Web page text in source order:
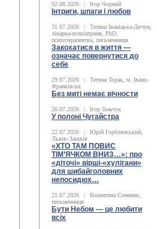
02.08.2026 | Ігор Чорний
Інтриги, шпаги і любов
31.07.2026 |
Тетяна Іваніцька-Дячун,
лікарка-психіатриня, PhD,
психотерапевтка, письменниця
Закохатися в життя —
означає повернутися до
себе
29.07.2026 |
Тетяна Торак, м. Івано-
Франківськ
Без миті немає вічности
26.07.2026 | Ігор Зіньчук
У полоні Чугайстра
22.07.2026 |
Юрій Горблянський,
Львів–Зашків
«ХТО ТАМ ПОВИС
ТІМ’ЯЧКОМ ВНИЗ…»: про
«діточі» вірші-«хулігани»
для шибайголовних
непосидюх…
21.07.2026 |
Валентина Семеняк,
письменниця
Бути Небом ― це любити
всіх